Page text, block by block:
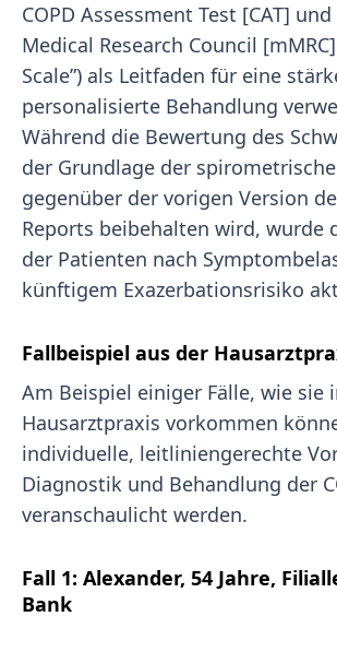
COPD Assessment Test [CAT]
Medical Research Council
Scale”) als Leitfaden für eine
personalisierte Behandlung
Während die Bewertung des
der Grundlage der
gegenüber der vorigen Version
Reports beibehalten wird, wurde
der Patienten nach
künftigem Exazerbationsrisiko
Fallbeispiel aus der
Am Beispiel einiger Fälle, wie sie
Hausarztpraxis vorkommen
individuelle, leitliniengerechte
Diagnostik und Behandlung der
veranschaulicht werden.
Fall 1: Alexander, 54 Jahre,
Bank